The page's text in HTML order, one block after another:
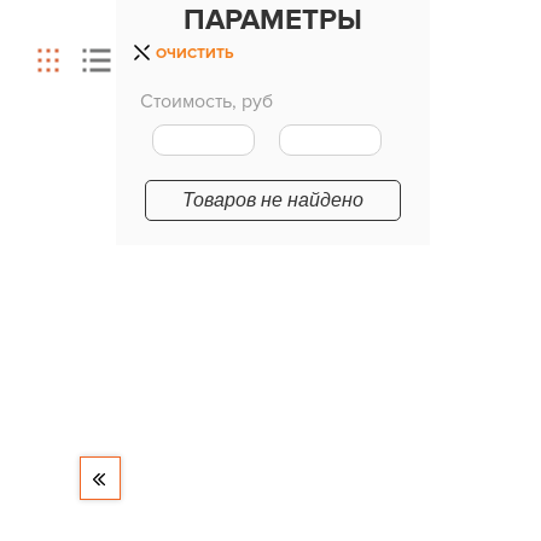
ПАРАМЕТРЫ
ОЧИСТИТЬ
Стоимость, руб
Товаров не найдено